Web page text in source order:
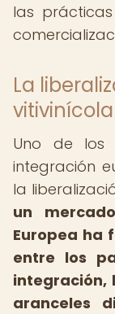
las
La
vitivinícola
Uno de los
integración
la
un
Europea ha
entre los
integración,
aranceles